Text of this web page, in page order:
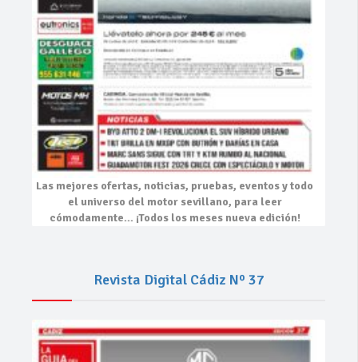
Las mejores ofertas, noticias, pruebas, eventosy todo
el universo del motor sevillano, para leer
cómodamente… ¡Todos los meses nueva edición!
Revista Digital Cádiz Nº 37